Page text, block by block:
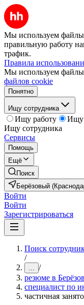
Мы используем файлы
правильную работу
трафик.
Правила
Мы используем файлы
файлов cookie
Понятно
Ищу сотрудника
Ищу работу
Ищу
Ищу сотрудника
Сервисы
Помощь
Ещё
Поиск
Берёзовый
Войти
Войти
Зарегистрироваться
Поиск
/
... /
резюме в
специалист по
частичная